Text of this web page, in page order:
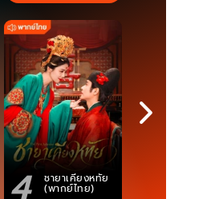
4 ชายาเคียงหทัย
(พากย์ไทย) 5